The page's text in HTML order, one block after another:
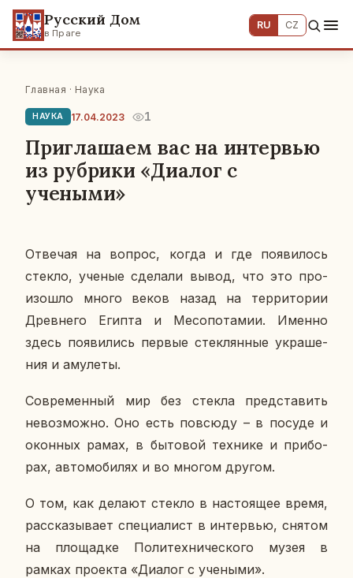
Русский Дом
в Праге
RU CZ
Главная · Наука
НАУКА 17.04.2023 1
Приглашаем вас на интервью
из рубрики «Диалог с
учеными»
От­ве­чая на вопрос, когда и где по­яви­лось
стекло, ученые сде­ла­ли вывод, что это про­
изо­шло много веков назад на тер­ри­то­рии
Древ­не­го Египта и Ме­со­по­та­мии. Именно
здесь по­яви­лись первые стек­лян­ные укра­ше­
ния и аму­ле­ты.
Со­вре­мен­ный мир без стекла пред­ста­вить
невоз­мож­но. Оно есть по­всю­ду – в посуде и
окон­ных рамах, в бы­то­вой тех­ни­ке и при­бо­
рах, ав­то­мо­би­лях и во многом другом.
О том, как делают стекло в на­сто­я­щее время,
рас­ска­зы­ва­ет спе­ци­а­лист в ин­тер­вью, снятом
на пло­щад­ке По­ли­тех­ни­че­ско­го музея в
рамках про­ек­та «Диалог с уче­ны­ми».